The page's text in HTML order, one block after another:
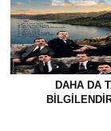
DAHA DA